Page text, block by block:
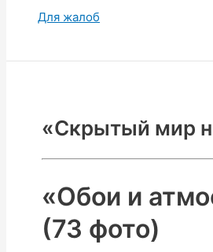
Для жалоб
«Скрытый мир
«Обои и
(73 фото)